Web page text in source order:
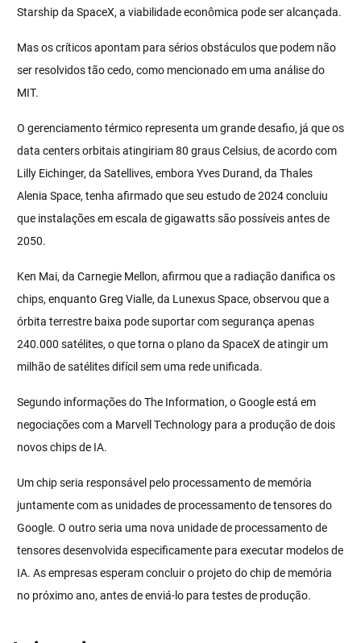
Starship da SpaceX, a viabilidade econômica pode ser alcançada.
Mas os críticos apontam para sérios obstáculos que podem não
ser resolvidos tão cedo, como mencionado em uma análise do
MIT.
O gerenciamento térmico representa um grande desafio, já que os
data centers orbitais atingiriam 80 graus Celsius, de acordo com
Lilly Eichinger, da Satellives, embora Yves Durand, da Thales
Alenia Space, tenha afirmado que seu estudo de 2024 concluiu
que instalações em escala de gigawatts são possíveis antes de
2050.
Ken Mai, da Carnegie Mellon, afirmou que a radiação danifica os
chips, enquanto Greg Vialle, da Lunexus Space, observou que a
órbita terrestre baixa pode suportar com segurança apenas
240.000 satélites, o que torna o plano da SpaceX de atingir um
milhão de satélites difícil sem uma rede unificada.
Segundo informações do The Information, o Google está em
negociações com a Marvell Technology para a produção de dois
novos chips de IA.
Um chip seria responsável pelo processamento de memória
juntamente com as unidades de processamento de tensores do
Google. O outro seria uma nova unidade de processamento de
tensores desenvolvida especificamente para executar modelos de
IA. As empresas esperam concluir o projeto do chip de memória
no próximo ano, antes de enviá-lo para testes de produção.